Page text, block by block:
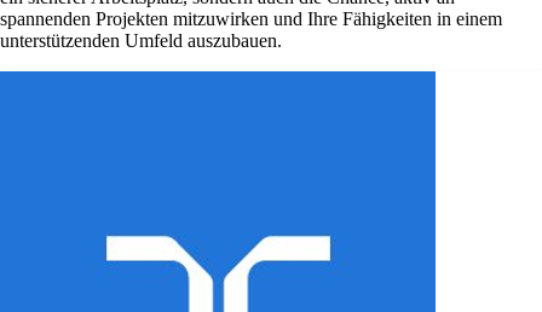
spannenden Projekten mitzuwirken und Ihre Fähigkeiten in einem
unterstützenden Umfeld auszubauen.